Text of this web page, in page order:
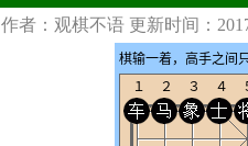
作者：观棋不语 更新时间：